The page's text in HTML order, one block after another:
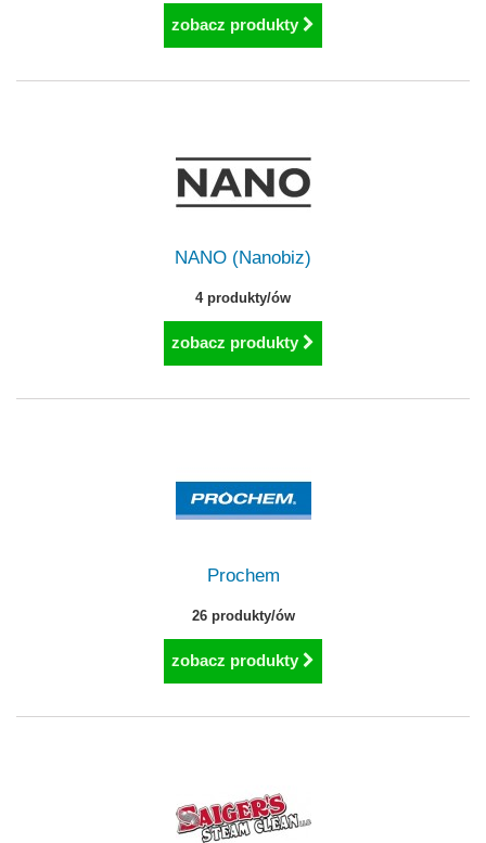
zobacz produkty
NANO (Nanobiz)
4 produkty/ów
zobacz produkty
Prochem
26 produkty/ów
zobacz produkty